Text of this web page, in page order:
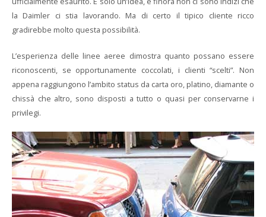
la Daimler ci stia lavorando. Ma di certo il tipico cliente ricco
gradirebbe molto questa possibilità.
L’esperienza delle linee aeree dimostra quanto possano essere
riconoscenti, se opportunamente coccolati, i clienti “scelti”. Non
appena raggiungono l’ambito status da carta oro, platino, diamante o
chissà che altro, sono disposti a tutto o quasi per conservarne i
privilegi.